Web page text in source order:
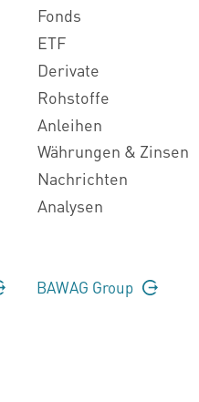
Fonds
ETF
Derivate
Rohstoffe
Anleihen
Währungen & Zinsen
Nachrichten
Analysen
BAWAG Group